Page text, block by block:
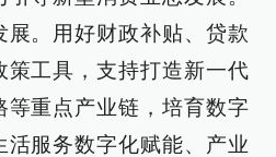
。用好财政补贴、贷款
策工具，支持打造新一代
等重点产业链，培育数字
活服务数字化赋能、产业